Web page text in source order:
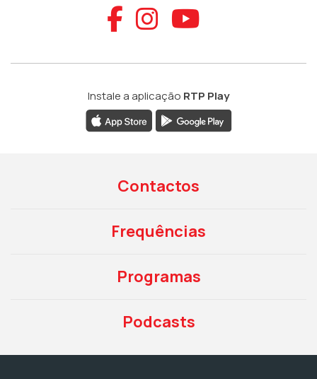
Aceder ao
Aceder ao
Aceder
Instale a aplicação RTP Play
Contactos
Frequências
Programas
Podcasts